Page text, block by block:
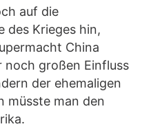
auf die
des Krieges hin,
China
großen Einfluss
der ehemaligen
müsste man den